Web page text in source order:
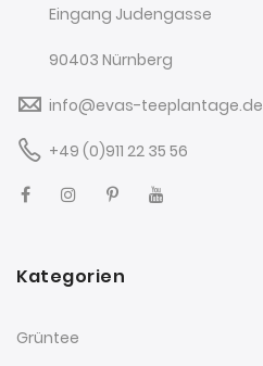
Eingang Judengasse
90403 Nürnberg
info@evas-teeplantage.de
+49 (0)911 22 35 56
Kategorien
Grüntee